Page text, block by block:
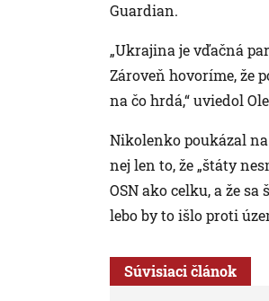
Guardian.
„Ukrajina je vďačná
Zároveň hovoríme, že
na čo hrdá,“ uviedol
Nikolenko poukázal
nej len to, že „štáty
OSN ako celku, a že
lebo by to išlo proti
Súvisiaci článok